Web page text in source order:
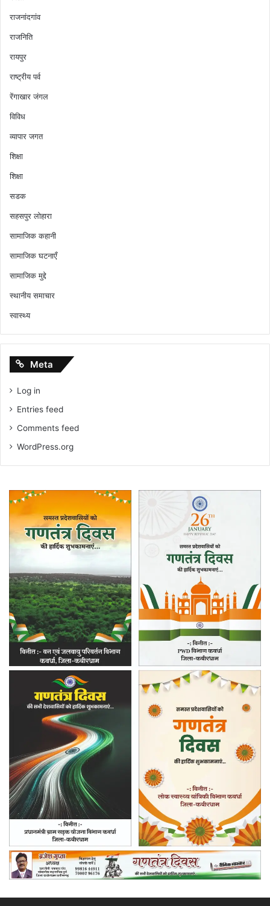
राजनांदगांव
राजनिति
रायपुर
राष्ट्रीय पर्व
रेंगाखार जंगल
विविध
व्यापार जगत
शिक्षा
शिक्षा
सडक
सहसपुर लोहारा
सामाजिक कहानी
सामाजिक घटनाएँ
सामाजिक मुद्दे
स्थानीय समाचार
स्वास्थ्य
Meta
Log in
Entries feed
Comments feed
WordPress.org